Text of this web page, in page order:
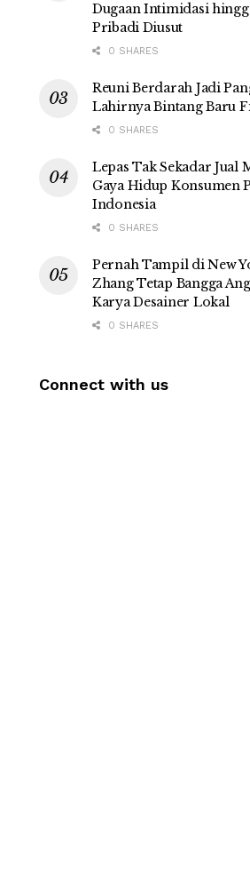
Dugaan Intimidasi
Pribadi Diusut
0 SHARES
Reuni Berdarah Jadi
Lahirnya Bintang Baru
0 SHARES
Lepas Tak Sekadar Jual
Gaya Hidup Konsumen
Indonesia
0 SHARES
Pernah Tampil di New
Zhang Tetap Bangga
Karya Desainer Lokal
0 SHARES
Connect with us